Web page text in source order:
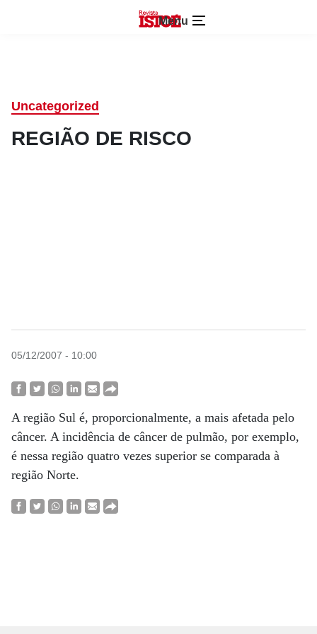
Menu
Uncategorized
REGIÃO DE RISCO
05/12/2007 - 10:00
A região Sul é, proporcionalmente, a mais afetada pelo
câncer. A incidência de câncer de pulmão, por exemplo,
é nessa região quatro vezes superior se comparada à
região Norte.